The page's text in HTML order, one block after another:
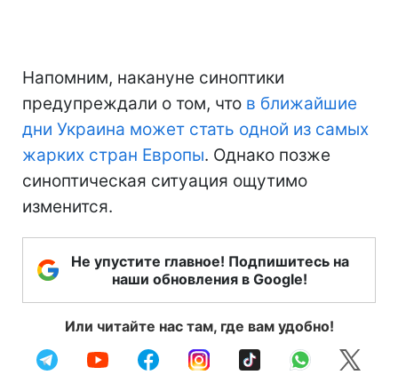
Напомним, накануне синоптики
предупреждали о том, что в ближайшие
дни Украина может стать одной из самых
жарких стран Европы. Однако позже
синоптическая ситуация ощутимо
изменится.
Не упустите главное! Подпишитесь на
наши обновления в Google!
Или читайте нас там, где вам удобно!